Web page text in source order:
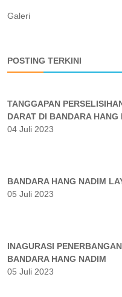
Galeri
POSTING TERKINI
TANGGAPAN
DARAT DI BANDARA HANG
04 Juli 2023
BANDARA HANG NADIM
05 Juli 2023
INAGURASI
BANDARA HANG NADIM
05 Juli 2023